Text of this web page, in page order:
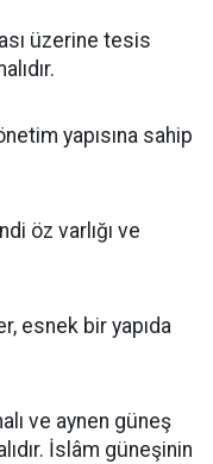
üzerine tesis
yapısına sahip
öz varlığı ve
esnek bir yapıda
ve aynen güneş
İslâm güneşinin